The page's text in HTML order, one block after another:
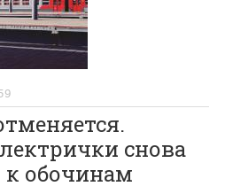
снова
обочинам